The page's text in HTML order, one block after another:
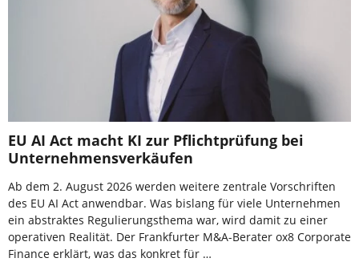
EU AI Act macht KI zur Pflichtprüfung bei
Unternehmensverkäufen
Ab dem 2. August 2026 werden weitere zentrale Vorschriften
des EU AI Act anwendbar. Was bislang für viele Unternehmen
ein abstraktes Regulierungsthema war, wird damit zu einer
operativen Realität. Der Frankfurter M&A-Berater ox8 Corporate
Finance erklärt, was das konkret für …